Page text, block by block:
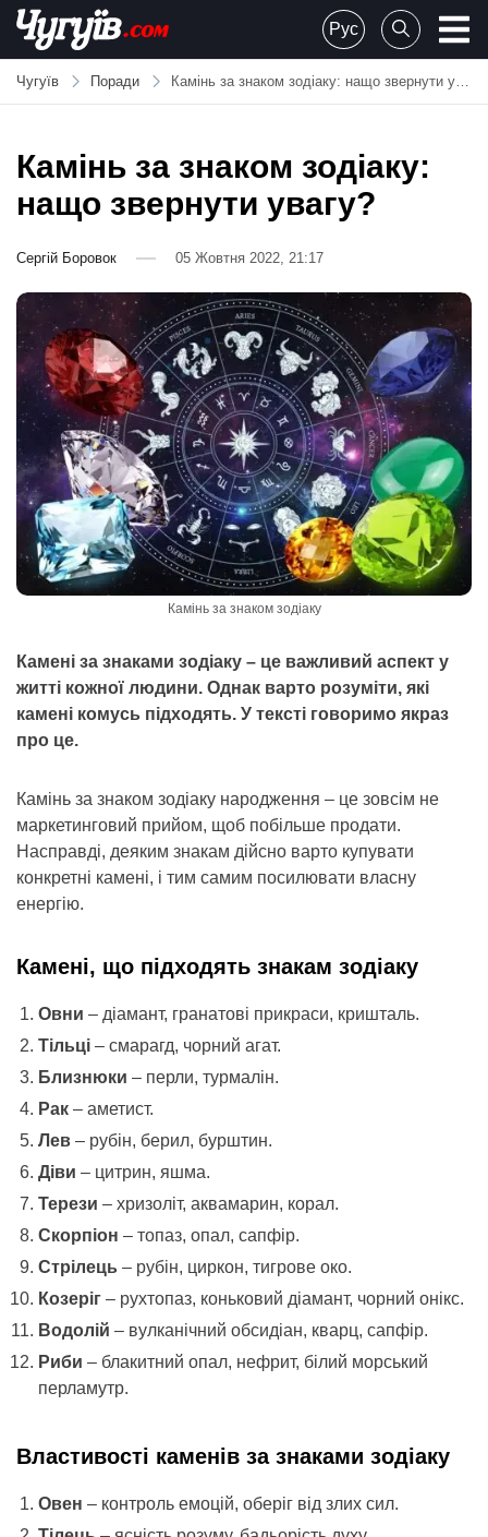
Skip
content
Chuguiv
Рус
Чугуїв Поради Камінь за знаком зодіаку: нащо звернути увагу?
Камінь за знаком зодіаку:
нащо звернути увагу?
Сергій Боровок 05 Жовтня 2022, 21:17
Камінь за знаком зодіаку
Камені за знаками зодіаку – це важливий аспект у
житті кожної людини. Однак варто розуміти, які
камені комусь підходять. У тексті говоримо якраз
про це.
Камінь за знаком зодіаку народження – це зовсім не
маркетинговий прийом, щоб побільше продати.
Насправді, деяким знакам дійсно варто купувати
конкретні камені, і тим самим посилювати власну
енергію.
Камені, що підходять знакам зодіаку
Овни – діамант, гранатові прикраси, кришталь.
Тільці – смарагд, чорний агат.
Близнюки – перли, турмалін.
Рак – аметист.
Лев – рубін, берил, бурштин.
Діви – цитрин, яшма.
Терези – хризоліт, аквамарин, корал.
Скорпіон – топаз, опал, сапфір.
Стрілець – рубін, циркон, тигрове око.
Козеріг – рухтопаз, коньковий діамант, чорний онікс.
Водолій – вулканічний обсидіан, кварц, сапфір.
Риби – блакитний опал, нефрит, білий морський
перламутр.
Властивості каменів за знаками зодіаку
Овен – контроль емоцій, оберіг від злих сил.